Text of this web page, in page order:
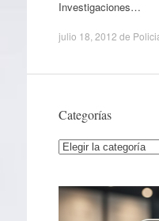
Investigaciones…
julio 18, 2012 de
Categorías
Categorías